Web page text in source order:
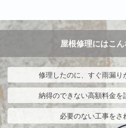
屋根修理にはこ
修理したのに、すぐ雨漏り
納得のできない高額料金を
必要のない工事をさ